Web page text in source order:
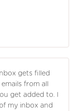
gets filled
from all
get added to. I
my inbox and